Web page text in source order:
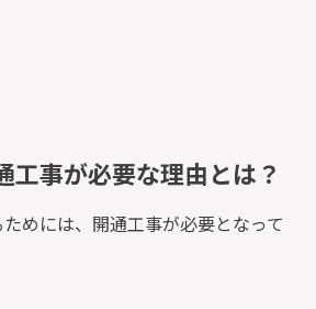
工事が必要な理由とは？
めには、開通工事が必要となって